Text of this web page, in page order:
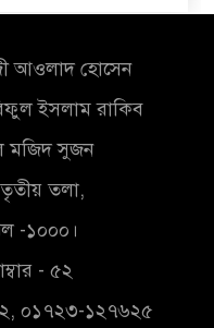
আওলাদ হোসেন
ইসলাম রাকিব
মজিদ সুজন
তলা,
-১০০০।
- ৫২
০১৭২৩-১২৭৬২৫